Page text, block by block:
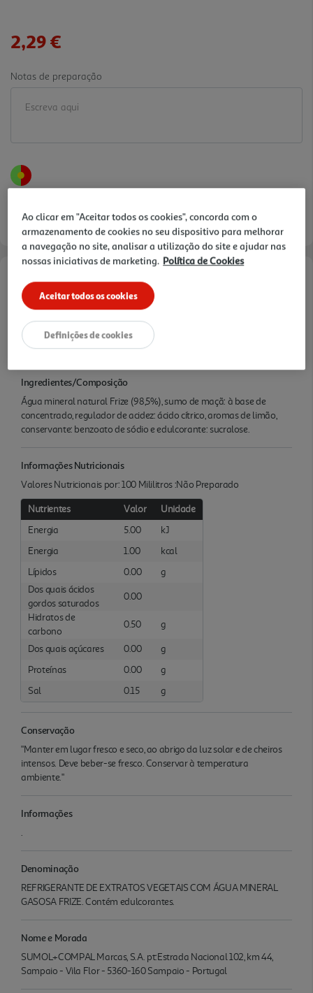
2,29 €
Notas de preparação
Informações de Marketing
Características
Ingredientes/Composição
Água mineral natural Frize (98,5%), sumo de maçã: à base de
concentrado, regulador de acidez: ácido cítrico, aromas de limão,
conservante: benzoato de sódio e edulcorante: sucralose.
Informações Nutricionais
Valores Nutricionais por: 100 Mililitros :Não Preparado
Nutrientes Valor
Unidade
Energia
5.00
kJ
Energia
1.00
kcal
Lípidos
0.00
g
Dos quais ácidos
gordos saturados
0.00
Hidratos de
carbono
0.50 g
Dos quais açúcares 0.00
g
Proteínas
0.00
g
Sal
0.15 g
Conservação
"Manter em lugar fresco e seco, ao abrigo da luz solar e de cheiros
intensos. Deve beber-se fresco. Conservar à temperatura
ambiente."
Informações
.
Denominação
REFRIGERANTE DE EXTRATOS VEGETAIS COM ÁGUA MINERAL
GASOSA FRIZE. Contém edulcorantes.
Nome e Morada
SUMOL+COMPAL Marcas, S.A. pt:Estrada Nacional 102, km 44,
Sampaio - Vila Flor - 5360-160 Sampaio - Portugal
Ao clicar em "Aceitar todos os cookies", concorda com o
armazenamento de cookies no seu dispositivo para melhorar
a navegação no site, analisar a utilização do site e ajudar nas
nossas iniciativas de marketing. Política de Cookies
Aceitar todos os cookies
Definições de cookies